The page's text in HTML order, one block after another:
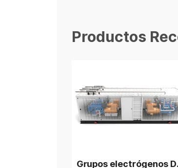
Productos